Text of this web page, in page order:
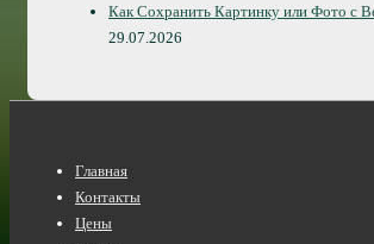
Как Сохранить Картинку или Фото с
29.07.2026
Нижнее
меню
Главная
Контакты
Цены